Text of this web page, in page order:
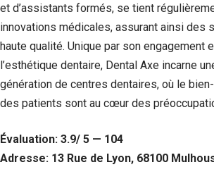
et d’assistants formés, se tient
innovations médicales, assurant ainsi des
haute qualité. Unique par son engagement
l’esthétique dentaire, Dental Axe incarne
génération de centres dentaires, où le
des patients sont au cœur des
Évaluation: 3.9/ 5 — 104
Adresse: 13 Rue de Lyon, 68100